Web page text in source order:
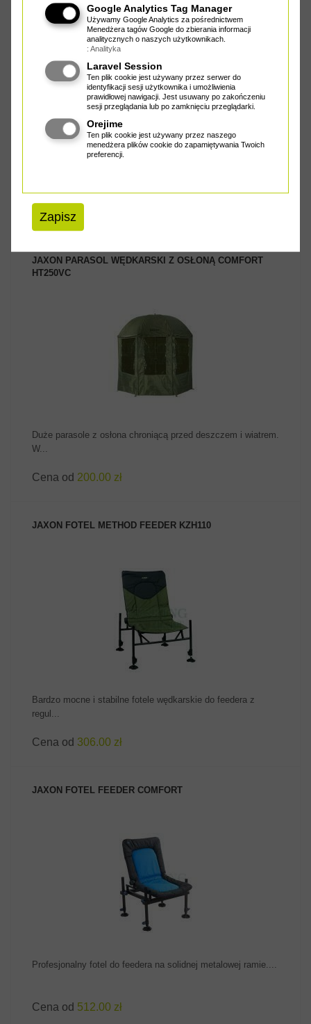
Google Analytics Tag Manager
Używamy Google Analytics za pośrednictwem
Menedżera tagów Google do zbierania informacji
analitycznych o naszych użytkownikach.
: Analityka
Laravel Session
Ten plik cookie jest używany przez serwer do
identyfikacji sesji użytkownika i umożliwienia
prawidłowej nawigacji. Jest usuwany po zakończeniu
sesji przeglądania lub po zamknięciu przeglądarki.
Orejime
Ten plik cookie jest używany przez naszego
menedżera plików cookie do zapamiętywania Twoich
preferencji.
Zapisz
ZOBACZ PRODUKT
Cena od
JAXON PARASOL WĘDKARSKI Z OSŁONĄ COMFORT
HT250VC
ZOBACZ PRODUKT
Duże parasole z osłona chroniącą przed deszczem i wiatrem.
W...
Cena od 200.00 zł
JAXON FOTEL METHOD FEEDER KZH110
ZOBACZ PRODUKT
Bardzo mocne i stabilne fotele wędkarskie do feedera z
regul...
Cena od 306.00 zł
JAXON FOTEL FEEDER COMFORT
ZOBACZ PRODUKT
Profesjonalny fotel do feedera na solidnej metalowej ramie....
Cena od 512.00 zł